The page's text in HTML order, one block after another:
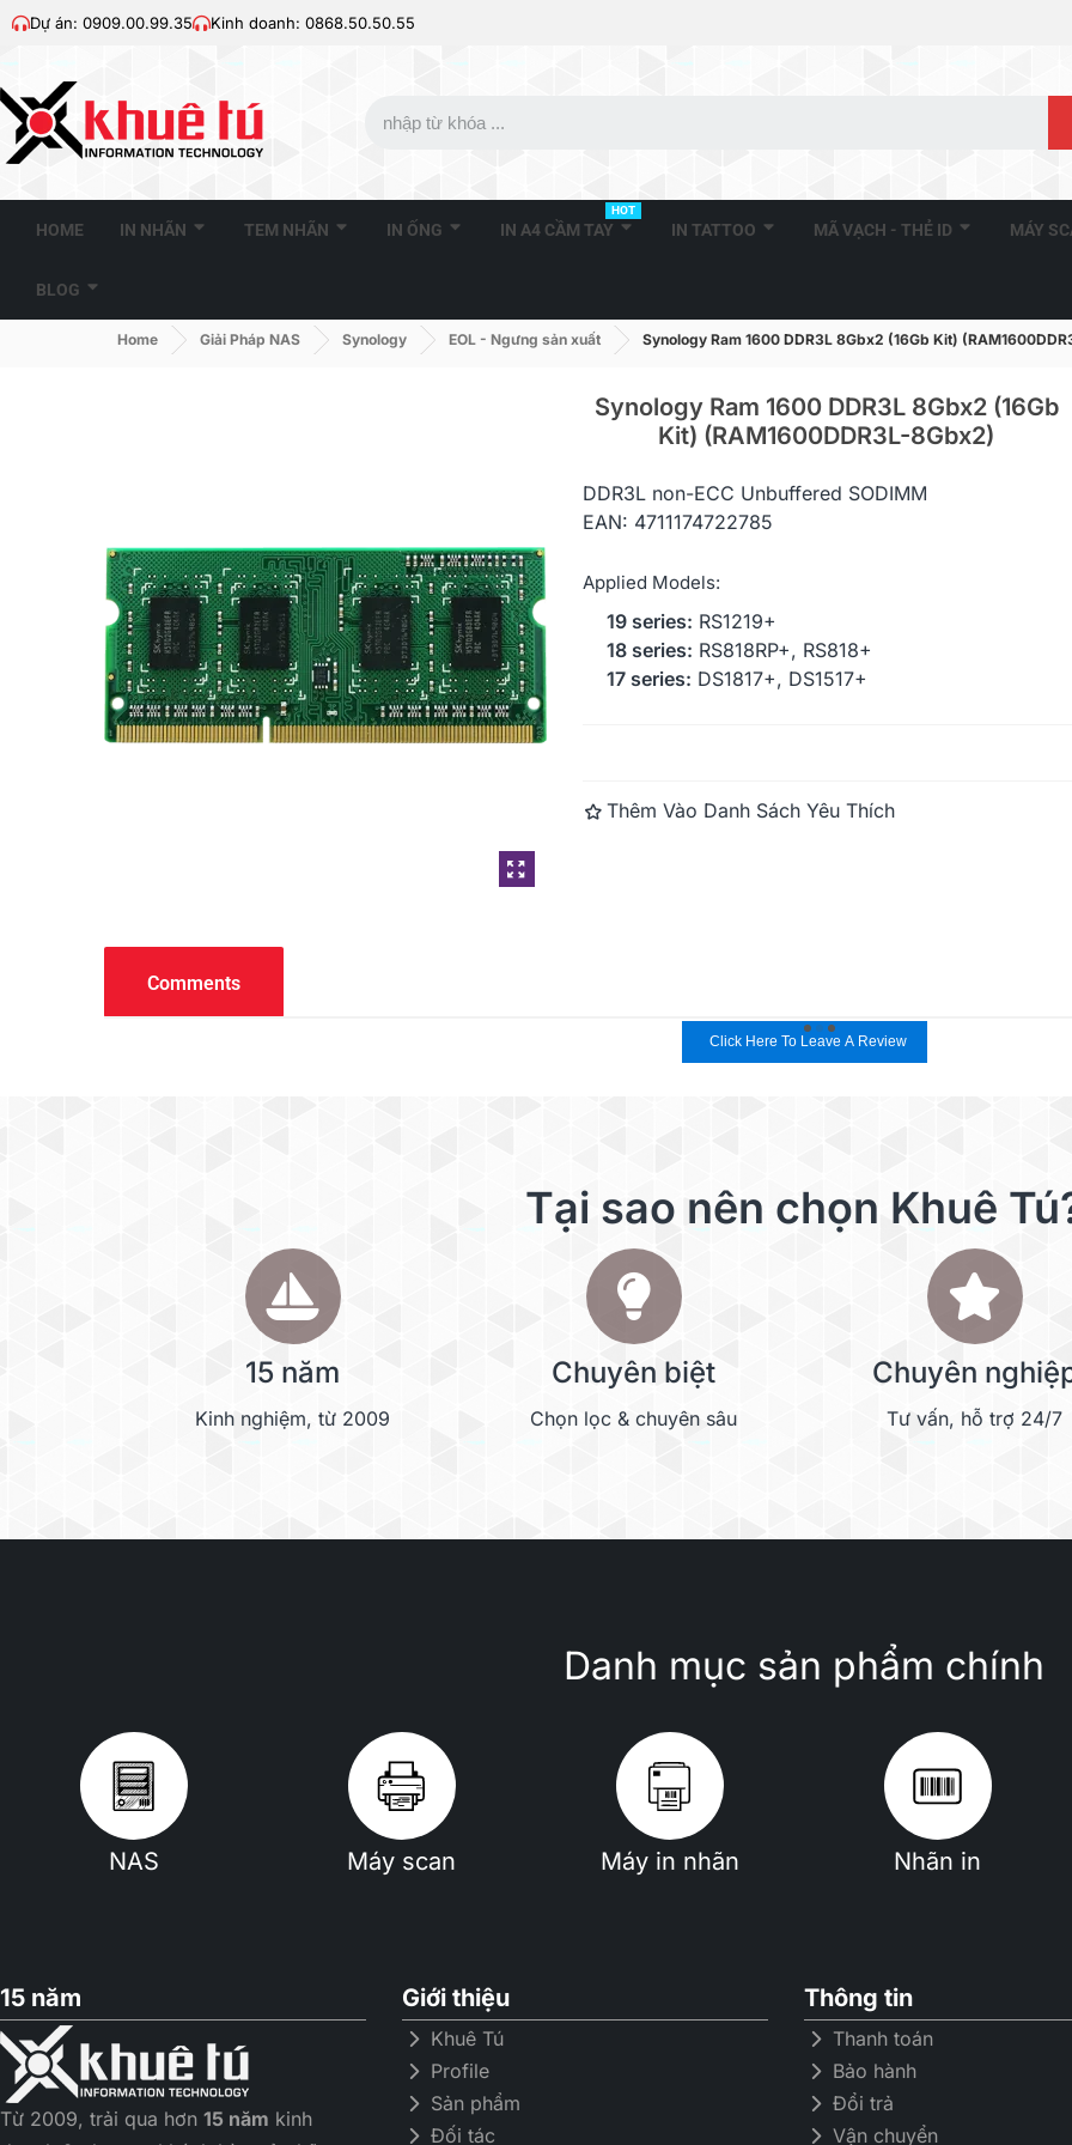
Dự án: 0909.00.99.35 Kinh doanh: 0868.50.50.55
HOME IN NHÃN TEM NHÃN IN ỐNG IN A4 CẦM TAY
HOT
IN TATTOO MÃ VẠCH - THẺ ID MÁY
BLOG
Home Giải Pháp NAS Synology EOL - Ngưng sản xuất Synology Ram 1600 DDR3L 8Gbx2 (16Gb Kit)
Synology Ram 1600 DDR3L 8Gbx2 (16Gb
Kit) (RAM1600DDR3L-8Gbx2)
DDR3L non-ECC Unbuffered SODIMM
EAN: 4711174722785
Applied Models:
19 series: RS1219+
18 series: RS818RP+, RS818+
17 series: DS1817+, DS1517+
Thêm Vào Danh Sách Yêu Thích
Comments
Click Here To Leave A Review
Tại sao nên chọn Khuê
15 năm
Kinh nghiệm, từ 2009
Chuyên biệt
Chọn lọc & chuyên sâu
Chuyên
Tư vấn, hỗ trợ 24/7
Danh mục sản phẩm chính
NAS Máy scan Máy in nhãn Nhãn in
15 năm
Từ 2009, trải qua hơn 15 năm kinh
Giới thiệu
Khuê Tú
Profile
Sản phẩm
Đối tác
Thông tin
Thanh toán
Bảo hành
Đổi trả
Vận chuyển